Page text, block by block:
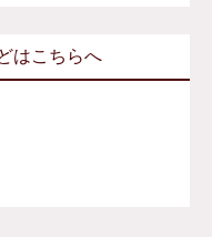
はこちらへ